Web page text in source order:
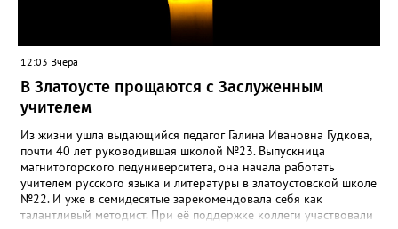
12:03 Вчера
В Златоусте прощаются с Заслуженным
учителем
Из жизни ушла выдающийся педагог Галина Ивановна Гудкова,
почти 40 лет руководившая школой №23. Выпускница
магнитогорского педуниверситета, она начала работать
учителем русского языка и литературы в златоустовской школе
№22. И уже в семидесятые зарекомендовала себя как
талантливый методист. При её поддержке коллеги участвовали